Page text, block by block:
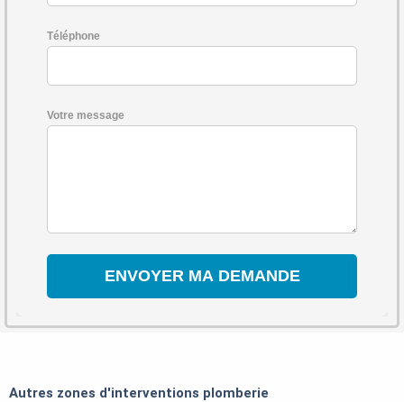
Téléphone
Votre message
Autres zones d'interventions plomberie